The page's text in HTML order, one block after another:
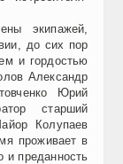
экипажей,
до сих пор
и гордостью
Александр
Юрий
старший
Колупаев
проживает в
и преданность